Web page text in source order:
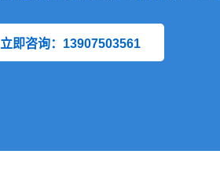
立即咨询：13907503561